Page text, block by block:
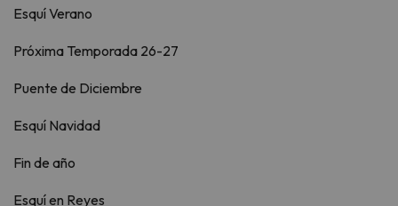
Esquí Verano
Próxima Temporada 26-27
Puente de Diciembre
Esquí Navidad
Fin de año
Esquí en Reyes